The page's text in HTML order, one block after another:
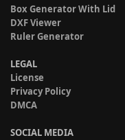
Box Generator With Lid
DXF Viewer
Ruler Generator
LEGAL
License
Privacy Policy
DMCA
SOCIAL MEDIA